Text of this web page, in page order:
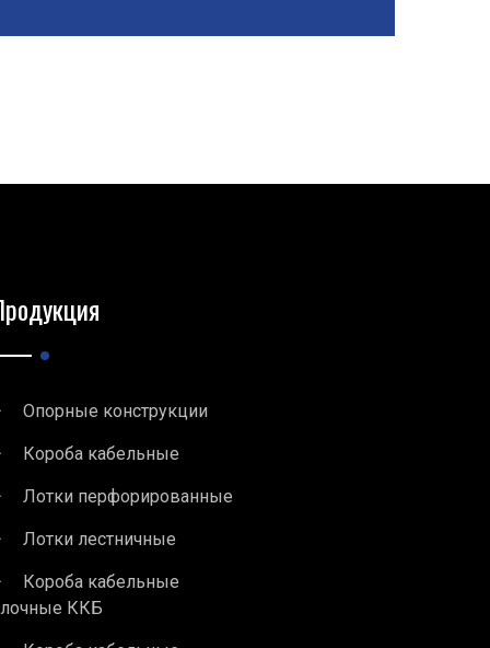
Опорные конструкции
Короба кабельные
Лотки перфорированные
Лотки лестничные
Короба кабельные
ККБ